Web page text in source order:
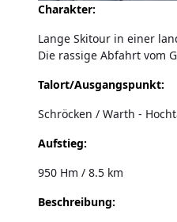
Charakter:
Lange Skitour in einer
Die rassige Abfahrt vom
Talort/Ausgangspunkt:
Schröcken / Warth -
Aufstieg:
950 Hm / 8.5 km
Beschreibung: